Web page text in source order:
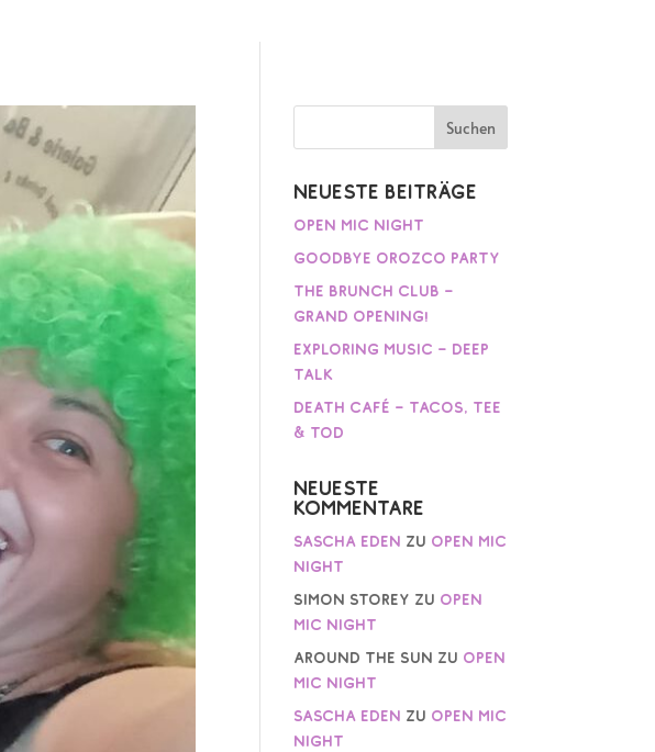
Neueste Beiträge
Open Mic Night
Goodbye Orozco Party
The Brunch Club –
Grand Opening!
Exploring Music – Deep
Talk
Death Café – Tacos, Tee
& Tod
Neueste
Kommentare
Sascha Eden zu Open Mic
Night
Simon Storey zu Open
Mic Night
AROUND THE SUN zu Open
Mic Night
Sascha Eden zu Open Mic
Night